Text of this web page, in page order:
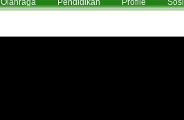
Olahraga Pendidikan Profile